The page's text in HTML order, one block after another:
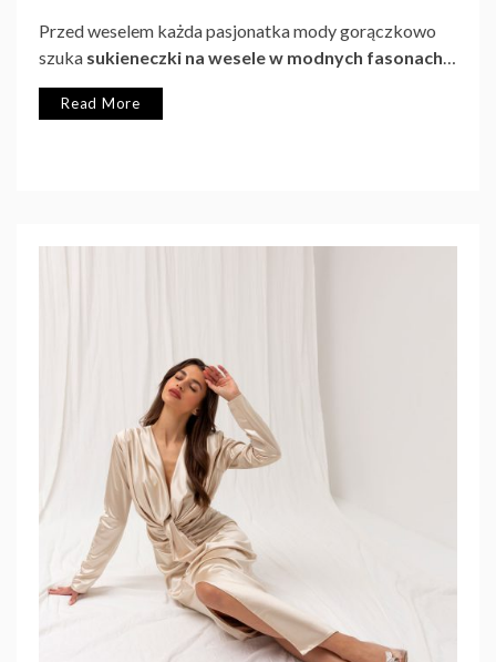
Przed weselem każda pasjonatka mody gorączkowo
szuka sukieneczki na wesele w modnych fasonach…
Read More